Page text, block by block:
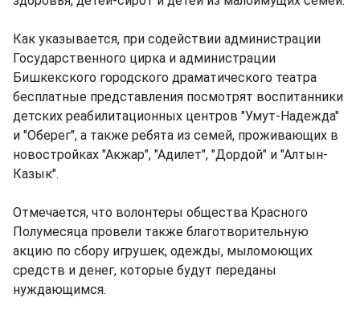
Как указывается, при содействии администрации
Государственного цирка и администрации
Бишкекского городского драматического театра
бесплатные представления посмотрят воспитанники
детских реабилитационных центров "Умут-Надежда"
и "Оберег", а также ребята из семей, проживающих в
новостройках "Акжар", "Адилет", "Дордой" и "Алтын-
Казык".
Отмечается, что волонтеры общества Красного
Полумесяца провели также благотворительную
акцию по сбору игрушек, одежды, мыломоющих
средств и денег, которые будут переданы
нуждающимся.